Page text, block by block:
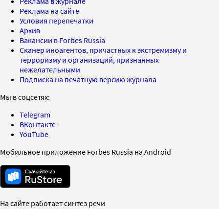
Реклама на сайте
Условия перепечатки
Архив
Вакансии в Forbes Russia
Сканер иноагентов, причастных к экстремизму и
терроризму и организаций, признанных
нежелательными
Подписка на печатную версию журнала
Мы в соцсетях:
Telegram
ВКонтакте
YouTube
Мобильное приложение Forbes Russia на Android
На сайте работает синтез речи